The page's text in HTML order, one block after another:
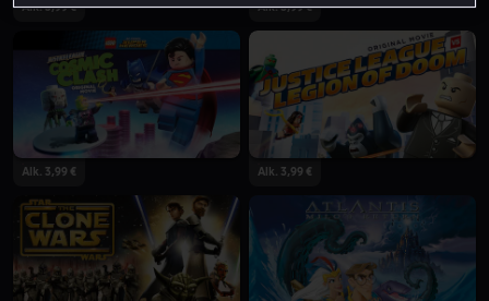
Alk. 3,99 € Alk. 3,99 €
Alk. 3,99 € Alk. 3,99 €